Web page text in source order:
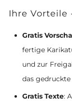
Ihre Vorteile
Gratis
fertige
und zur
das
Gratis Texte: